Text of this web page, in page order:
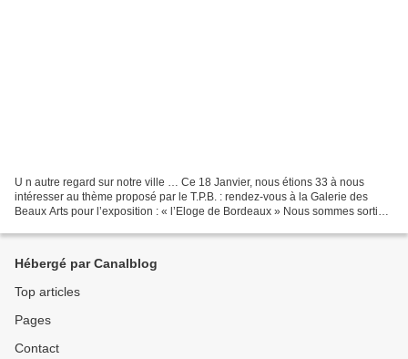
U n autre regard sur notre ville … Ce 18 Janvier, nous étions 33 à nous
intéresser au thème proposé par le T.P.B. : rendez-vous à la Galerie des
Beaux Arts pour l’exposition : « l’Eloge de Bordeaux » Nous sommes sortis
Hébergé par Canalblog
Top articles
Pages
Contact